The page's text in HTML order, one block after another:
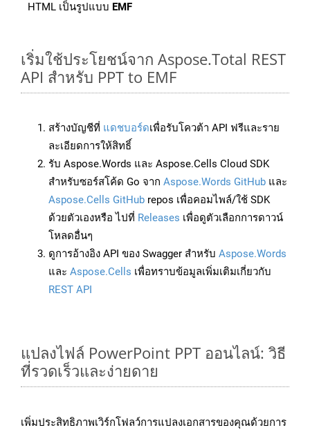
HTML เป็นรูปแบบ EMF
เริ่มใช้ประโยชน์จาก Aspose.Total REST
API สำหรับ PPT to EMF
สร้างบัญชีที่ แดชบอร์ดเพื่อรับโควต้า API ฟรีและราย
ละเอียดการให้สิทธิ์
รับ Aspose.Words และ Aspose.Cells Cloud SDK
สำหรับซอร์สโค้ด Go จาก Aspose.Words GitHub และ
Aspose.Cells GitHub repos เพื่อคอมไพล์/ใช้ SDK
ด้วยตัวเองหรือ ไปที่ Releases เพื่อดูตัวเลือกการดาวน์
โหลดอื่นๆ
ดูการอ้างอิง API ของ Swagger สำหรับ Aspose.Words
และ Aspose.Cells เพื่อทราบข้อมูลเพิ่มเติมเกี่ยวกับ
REST API
แปลงไฟล์ PowerPoint PPT ออนไลน์: วิธี
ที่รวดเร็วและง่ายดาย
เพิ่มประสิทธิภาพเวิร์กโฟลว์การแปลงเอกสารของคุณด้วยการ